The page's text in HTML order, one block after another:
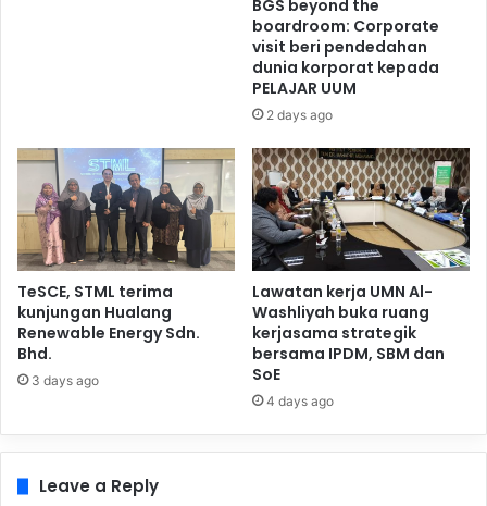
BGS beyond the
boardroom: Corporate
visit beri pendedahan
dunia korporat kepada
PELAJAR UUM
2 days ago
TeSCE, STML terima
kunjungan Hualang
Renewable Energy Sdn.
Bhd.
3 days ago
Lawatan kerja UMN Al-
Washliyah buka ruang
kerjasama strategik
bersama IPDM, SBM dan
SoE
4 days ago
Leave a Reply